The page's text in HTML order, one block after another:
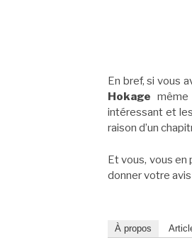
En bref, si vous
Hokage
intéressant et
raison d’un
Et vous, vous en
donner votre
À propos